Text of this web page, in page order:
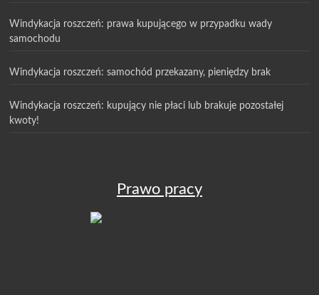
Windykacja roszczeń: prawa kupującego w przypadku wady
samochodu
Windykacja roszczeń: samochód przekazany, pieniędzy brak
Windykacja roszczeń: kupujący nie płaci lub brakuje pozostałej
kwoty!
Prawo pracy